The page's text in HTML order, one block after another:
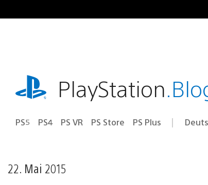
Inhalt
playstation.comPlayStation
PS5 PS4 PS VR PS Store PS Plus
22. Mai 2015